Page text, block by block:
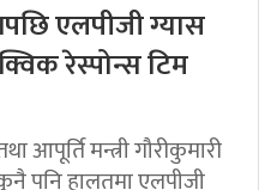
एलपीजी ग्यास
रेस्पोन्स टिम
आपूर्ति मन्त्री गौरीकुमारी
पनि हालतमा एलपीजी